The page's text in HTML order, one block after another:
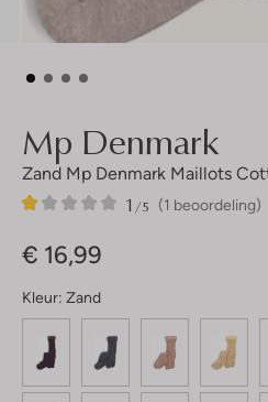
Mp Denmark
Zand Mp Denmark Maillots
(1 beoordeling)
1 /5
1
1
€ 16,99
Kleur: Zand